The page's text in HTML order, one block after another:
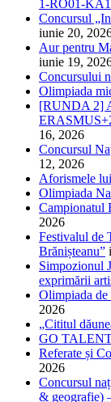
1-RO01-
Concursul
iunie 20,
Aur pentru
iunie 19,
Concursului
Olimpiada
[RUNDA 2]
16, 2026
Concursul
12, 2026
Aforismele
Olimpiada
Campionatul
2026
Festivalul de
Brănișteanu”
Simpozionul
exprimării
Olimpiada de
2026
„Cititul
GO
Referate și
2026
Concursul
& geografie)